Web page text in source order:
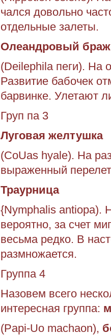
чался довольно
отдельные залеты.
Олеандровый
(Deilephila пеги). На
Развитие бабочек
барвинке. Улетают
Груп па 3
Луговая желтушка
(CoUas hyale). На
выра­женный
Траурница
{Nymphalis antiopa).
вероятно, за счет
весьма редко. В
размножается.
Группа 4
Назовем всего
интересная группа:
(Papi-Uo machaon),